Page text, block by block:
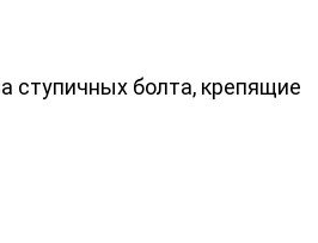
ступичных болта, крепящие